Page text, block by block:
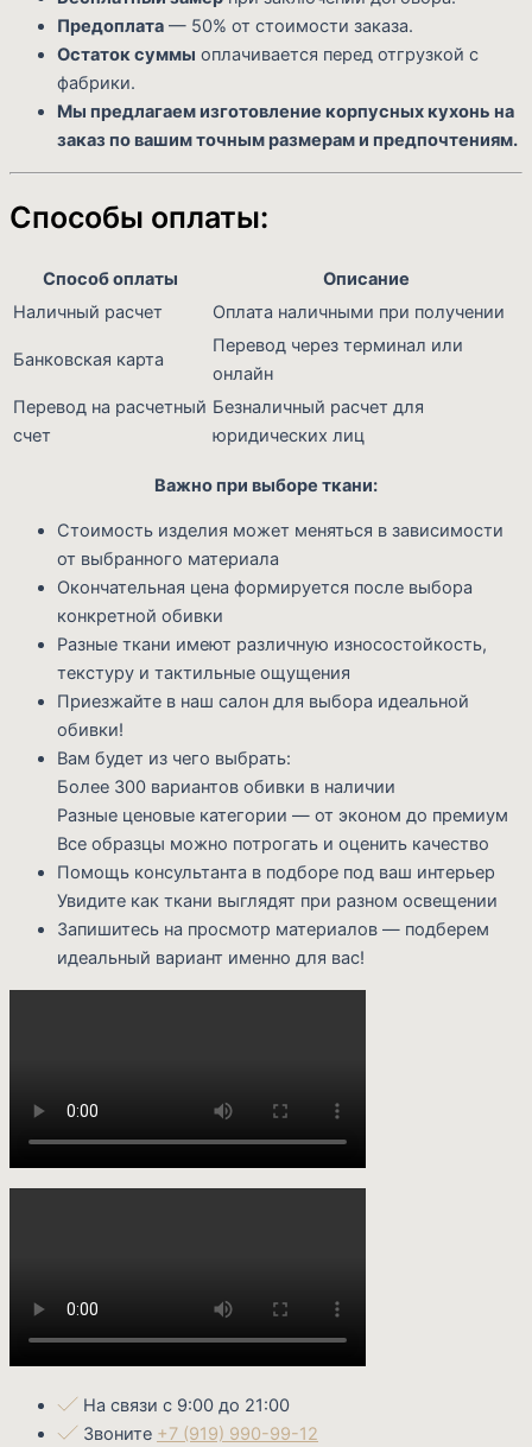
Предоплата — 50% от стоимости заказа.
Остаток суммы оплачивается перед отгрузкой с
фабрики.
Мы предлагаем изготовление корпусных кухонь на
заказ по вашим точным размерам и предпочтениям.
Способы оплаты:
Способ оплаты
Описание
Наличный расчет
Оплата наличными при получении
Банковская карта
Перевод через терминал или
онлайн
Перевод на расчетный
счет
Безналичный расчет для
юридических лиц
Важно при выборе ткани:
Стоимость изделия может меняться в зависимости
от выбранного материала
Окончательная цена формируется после выбора
конкретной обивки
Разные ткани имеют различную износостойкость,
текстуру и тактильные ощущения
Приезжайте в наш салон для выбора идеальной
обивки!
Вам будет из чего выбрать:
Более 300 вариантов обивки в наличии
Разные ценовые категории — от эконом до премиум
Все образцы можно потрогать и оценить качество
Помощь консультанта в подборе под ваш интерьер
Увидите как ткани выглядят при разном освещении
Запишитесь на просмотр материалов — подберем
идеальный вариант именно для вас!
На связи с 9:00 до 21:00
Звоните +7 (919) 990-99-12